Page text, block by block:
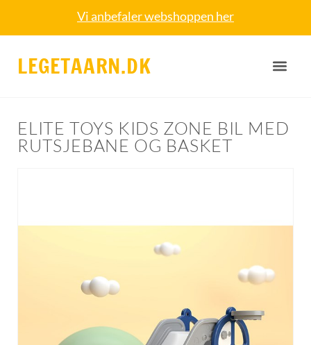
Vi anbefaler webshoppen her
LEGETAARN.DK
ELITE TOYS KIDS ZONE BIL MED
RUTSJEBANE OG BASKET